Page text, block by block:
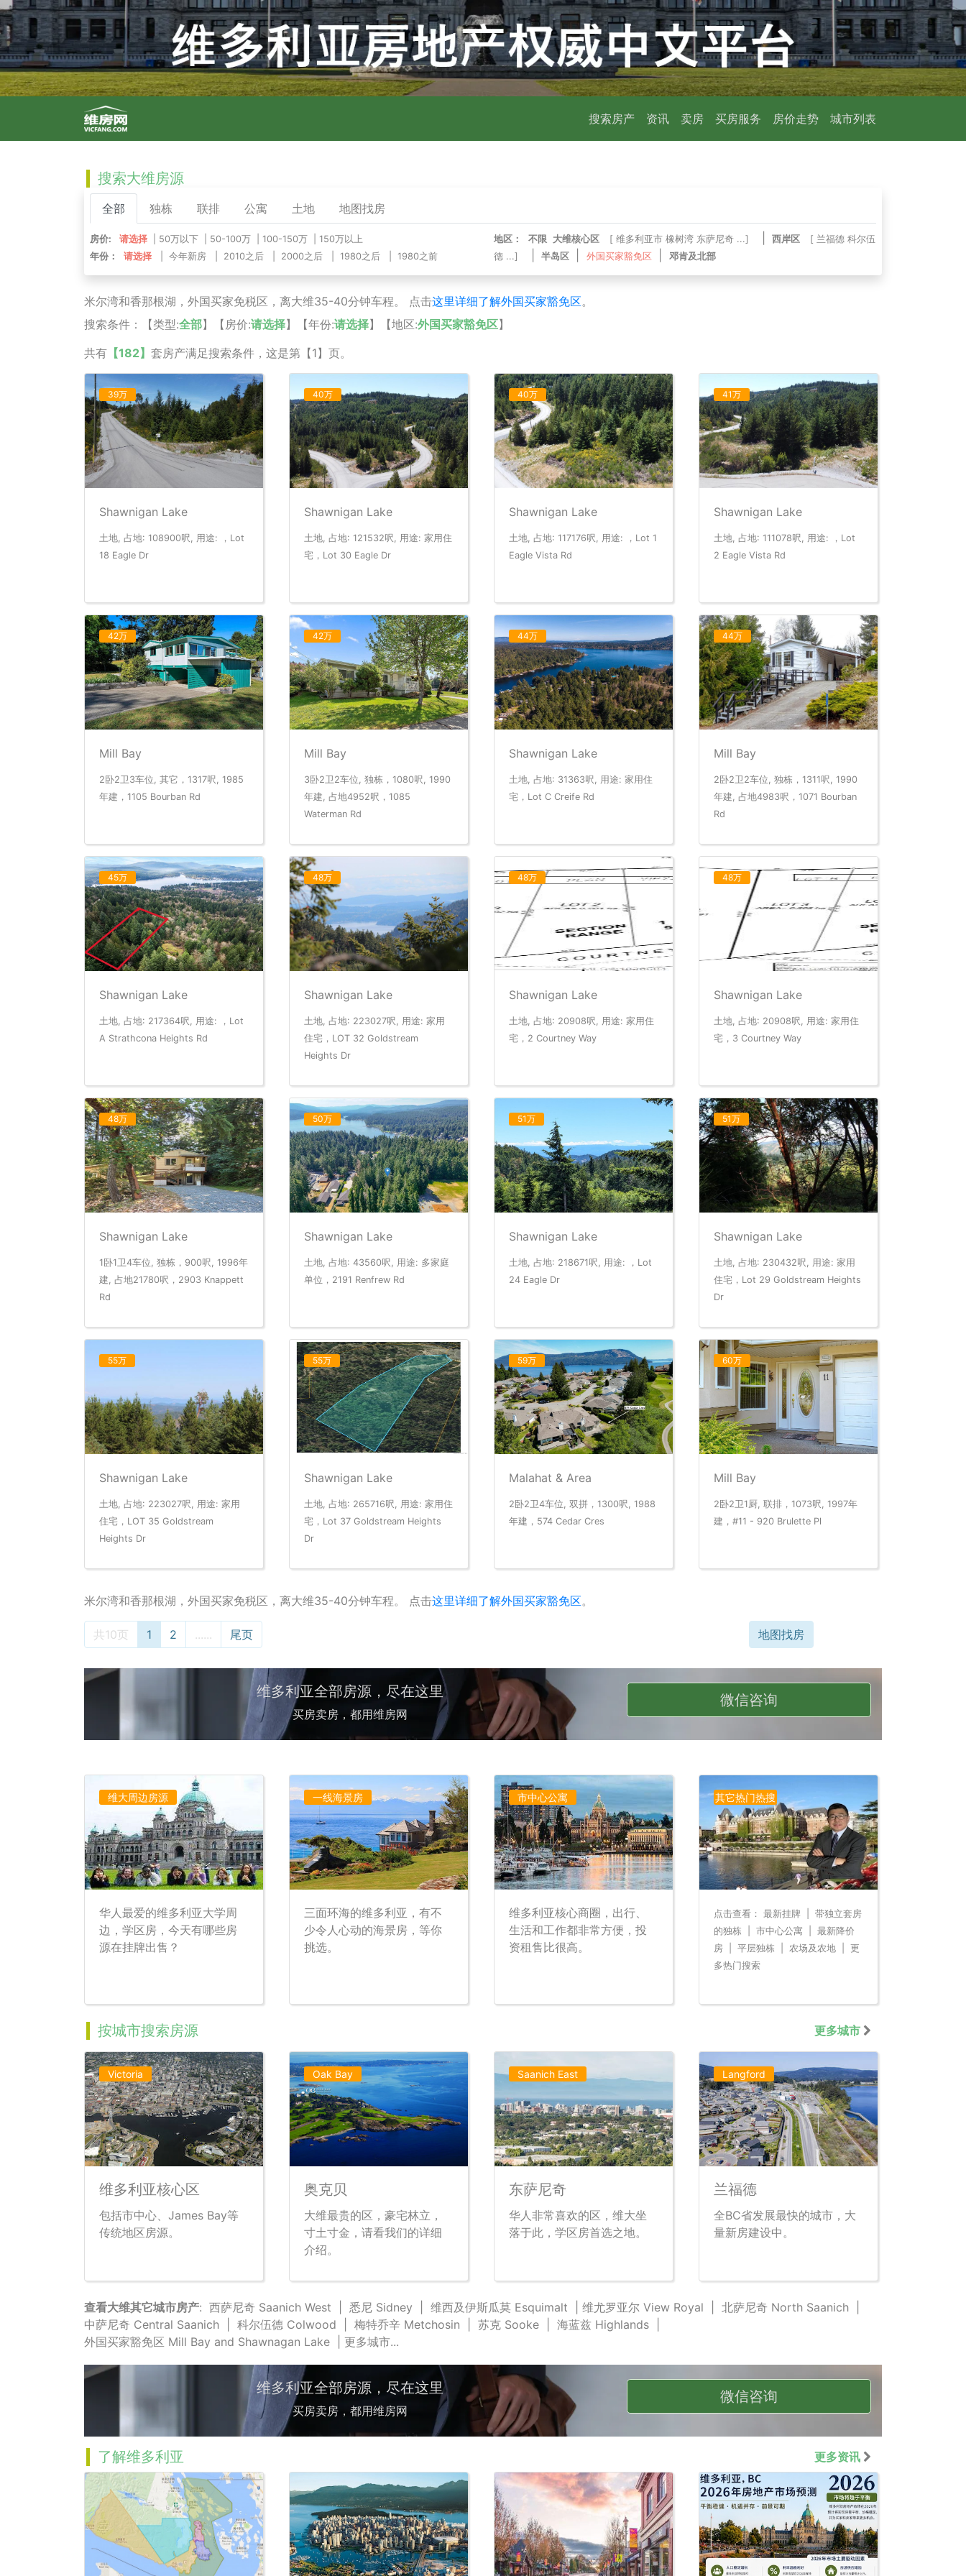
搜索房产 资讯 卖房 买房服务 房价走势 城市列表
搜索大维房源
全部 独栋 联排 公寓 土地 地图找房
房价: 请选择 50万以下 50-100万 100-150万
150万以上
年份：
请选择 今年新房 2010之后 2000之后 1980之后 1980之前
地区： 不限 大维核心区 [ 维多利亚市 橡树湾 东萨尼奇 ...] 西岸区 [ 兰福德 科尔伍
德 ...] 半岛区 外国买家豁免区 邓肯及北部
米尔湾和香那根湖，外国买家免税区，离大维35-40分钟车程。 点击这里详细了解外国买家豁免区。
搜索条件：【类型:全部】【房价:请选择】【年份:请选择】【地区:外国买家豁免区】
共有 【182】 套房产满足搜索条件，这是第【1】页。
39万
Shawnigan Lake
土地, 占地: 108900呎, 用途: ，Lot
18 Eagle Dr
40万
Shawnigan Lake
土地, 占地: 121532呎, 用途: 家用住
宅，Lot 30 Eagle Dr
40万
Shawnigan Lake
土地, 占地: 117176呎, 用途: ，Lot 1
Eagle Vista Rd
41万
Shawnigan Lake
土地, 占地: 111078呎, 用途: ，Lot
2 Eagle Vista Rd
42万
Mill Bay
2卧2卫3车位, 其它，1317呎, 1985
年建，1105 Bourban Rd
42万
Mill Bay
3卧2卫2车位, 独栋，1080呎, 1990
年建, 占地4952呎，1085
Waterman Rd
44万
Shawnigan Lake
土地, 占地: 31363呎, 用途: 家用住
宅，Lot C Creife Rd
44万
Mill Bay
2卧2卫2车位, 独栋，1311呎, 1990
年建, 占地4983呎，1071 Bourban
Rd
45万
Shawnigan Lake
土地, 占地: 217364呎, 用途: ，Lot
A Strathcona Heights Rd
48万
Shawnigan Lake
土地, 占地: 223027呎, 用途: 家用
住宅，LOT 32 Goldstream
Heights Dr
48万
Shawnigan Lake
土地, 占地: 20908呎, 用途: 家用住
宅，2 Courtney Way
48万
Shawnigan Lake
土地, 占地: 20908呎, 用途: 家用住
宅，3 Courtney Way
48万
Shawnigan Lake
1卧1卫4车位, 独栋，900呎, 1996年
建, 占地21780呎，2903 Knappett
Rd
50万
Shawnigan Lake
土地, 占地: 43560呎, 用途: 多家庭
单位，2191 Renfrew Rd
51万
Shawnigan Lake
土地, 占地: 218671呎, 用途: ，Lot
24 Eagle Dr
51万
Shawnigan Lake
土地, 占地: 230432呎, 用途: 家用
住宅，Lot 29 Goldstream Heights
Dr
55万
Shawnigan Lake
土地, 占地: 223027呎, 用途: 家用
住宅，LOT 35 Goldstream
Heights Dr
55万
Shawnigan Lake
土地, 占地: 265716呎, 用途: 家用住
宅，Lot 37 Goldstream Heights
Dr
59万
Malahat & Area
2卧2卫4车位, 双拼，1300呎, 1988
年建，574 Cedar Cres
60万
Mill Bay
2卧2卫1厨, 联排，1073呎, 1997年
建，#11 - 920 Brulette Pl
米尔湾和香那根湖，外国买家免税区，离大维35-40分钟车程。 点击这里详细了解外国买家豁免区。
共10页 1 2 ...... 尾页 地图找房
维多利亚全部房源，尽在这里
买房卖房，都用维房网
微信咨询
维大周边房源
华人最爱的维多利亚大学周
边，学区房，今天有哪些房
源在挂牌出售？
一线海景房
三面环海的维多利亚，有不
少令人心动的海景房，等你
挑选。
市中心公寓
维多利亚核心商圈，出行、
生活和工作都非常方便，投
资租售比很高。
其它热门热搜
点击查看： 最新挂牌
带独立套房
的独栋
市中心公寓
最新降价
房
平层独栋 农场及农地
更
多热门搜索
按城市搜索房源 更多城市
Victoria
维多利亚核心区
包括市中心、James Bay等
传统地区房源。
Oak Bay
奥克贝
大维最贵的区，豪宅林立，
寸土寸金，请看我们的详细
介绍。
Saanich East
东萨尼奇
华人非常喜欢的区，维大坐
落于此，学区房首选之地。
Langford
兰福德
全BC省发展最快的城市，大
量新房建设中。
查看大维其它城市房产: 西萨尼奇 Saanich West 悉尼 Sidney 维西及伊斯瓜莫 Esquimalt 维尤罗亚尔 View Royal 北萨尼奇 North Saanich
中萨尼奇 Central Saanich
科尔伍德 Colwood 梅特乔辛 Metchosin 苏克 Sooke 海蓝兹 Highlands
外国买家豁免区 Mill Bay and Shawnagan Lake
更多城市...
维多利亚全部房源，尽在这里
买房卖房，都用维房网
微信咨询
了解维多利亚 更多资讯